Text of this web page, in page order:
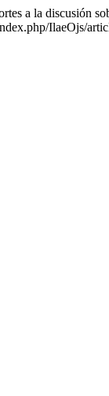
a la discusión
IlaeOjs/